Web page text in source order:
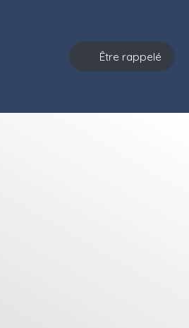
Être rappelé